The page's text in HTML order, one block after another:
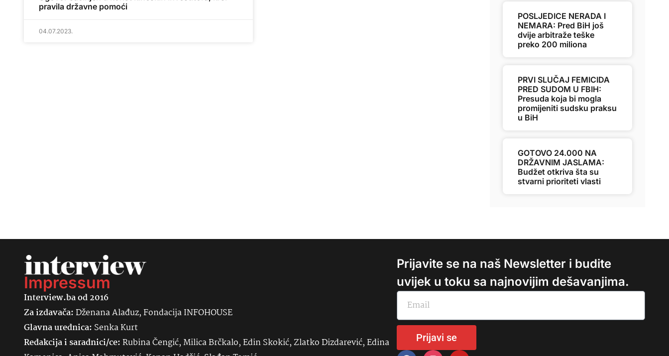
pravila državne pomoći
04.07.2023.
POSLJEDICE NERADA I
NEMARA: Pred BiH još
dvije arbitraže teške
preko 200 miliona
PRVI SLUČAJ FEMICIDA
PRED SUDOM U FBIH:
Presuda koja bi mogla
promijeniti sudsku praksu
u BiH
GOTOVO 24.000 NA
DRŽAVNIM JASLAMA:
Budžet otkriva šta su
stvarni prioriteti vlasti
Impressum
Interview.ba od 2016
Za izdavača:Dženana Alađuz, Fondacija INFOHOUSE
Glavna urednica: SenkaKurt
Redakcija i saradnici/ce:Rubina Čengić, Milica Brčkalo, Edin Skokić, Zlatko Dizdarević, Edina
Prijavite se na naš Newsletter i budite
uvijek u toku sa najnovijim dešavanjima.
Prijavi se